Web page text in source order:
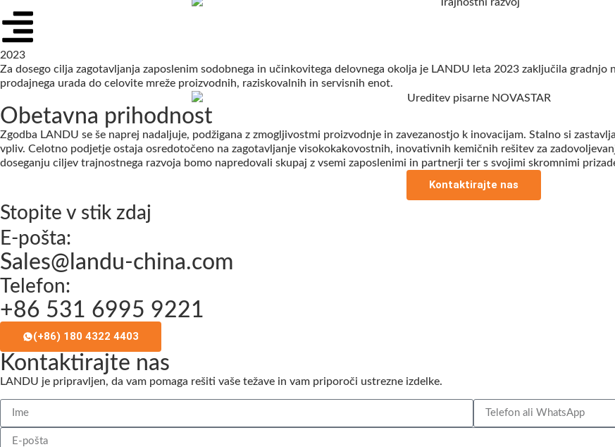
2023
Za dosego cilja zagotavljanja zaposlenim sodobnega in učinkovitega delovnega okolja je LANDU leta 2023 zaključila gradnjo
prodajnega urada do celovite mreže proizvodnih, raziskovalnih in servisnih enot.
Obetavna prihodnost
Zgodba LANDU se še naprej nadaljuje, podžigana z zmogljivostmi proizvodnje in zavezanostjo k inovacijam. Stalno si
vpliv. Celotno podjetje ostaja osredotočeno na zagotavljanje visokokakovostnih, inovativnih kemičnih rešitev za
doseganju ciljev trajnostnega razvoja bomo napredovali skupaj z vsemi zaposlenimi in partnerji ter s svojimi skromnimi
Kontaktirajte nas
Stopite v stik zdaj
E-pošta:
Sales@landu-china.com
Telefon:
+86 531 6995 9221
(+86) 180 4322 4403
Kontaktirajte nas
LANDU je pripravljen, da vam pomaga rešiti vaše težave in vam priporoči ustrezne izdelke.